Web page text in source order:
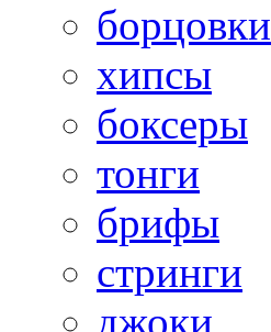
борцовки
хипсы
боксеры
тонги
брифы
стринги
джоки